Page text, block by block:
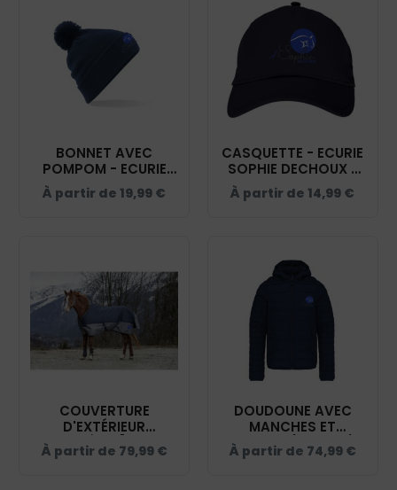
BONNET AVEC
POMPOM - ECURIE
SOPHIE DECHOUX -
NAVY - BF426
À partir de 19,99 €
CASQUETTE - ECURIE
SOPHIE DECHOUX -
NAVY - BF015
À partir de 14,99 €
COUVERTURE
D'EXTÉRIEUR
EQUITHÈME [TYREX
600 D) - ECURIE
À partir de 79,99 €
DOUDOUNE AVEC
MANCHES ET
CAPUCHE (ENFANT) -
ECURIE SOPHIE
À partir de 74,99 €